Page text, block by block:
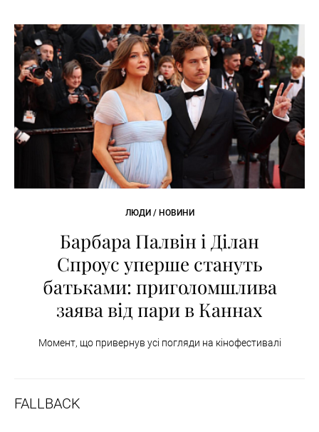
ЛЮДИ / НОВИНИ
Барбара Палвін і Ділан
Спроус уперше стануть
батьками: приголомшлива
заява від пари в Каннах
Момент, що привернув усі погляди на кінофестивалі
FALLBACK